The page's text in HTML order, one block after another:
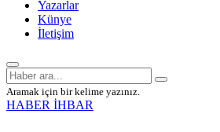
Yazarlar
Künye
İletişim
Aramak için bir kelime yazınız.
HABER İHBAR